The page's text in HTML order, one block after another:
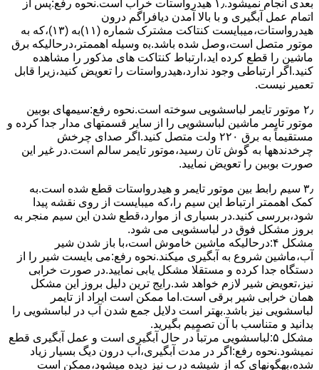
ﺑﻌﺪی اﻧﺠﺎم نمیشود.۱٫ ﻫﯿﺪرواﺳﺘﺎت ﺧﺮاب اﺳﺖ.نحوه رﻓﻊ:ﭘﺲ از
اﺗﻤﺎم عمل آﺑﮕﯿﺮی و ﺑﺎ ﺑﺎﻻ آﻣﺪن دﯾﺎﻓﺮاﮔﻢ درون
ﻫﯿﺪرواﺳﺘﺎت،میبایست ﮐﻨﺘﺎﮐﺖ ﻣﺸﺘﺮک شماره (۱۱)به (۱۳)،ﮐﻪ ﺑﻪ
ﻣﻮﺗﻮر ﻣﺘﺼﻞ اﺳﺖ،وﺻﻞ ﺷﺪه ﺑﺎﺷﺪ.ﺑه وسیله اهممتر،درحالیکه ﺑﺮق
ﻣﺎﺷﯿﻦ را ﻗﻄﻊ کرده اید،ارﺗﺒﺎط ﮐﻨﺘﺎﮐﺖ ﻫﺎی ﻣﺬﮐﻮر را ﻣﺸﺎﻫﺪه
کنید.اﮔﺮ ارﺗﺒﺎطی وجود ندارد،ﻫﯿﺪرواﺳﺘﺎت را ﺗﻌﻮﯾﺾ ﮐﻨﯿﺪ،زﯾﺮا قابل
ﺗﻌﻤﯿﺮ نیست.
۲٫ ﻣﻮﺗﻮر ﺗﺎﯾﻤﺮ لباسشویی ﺳﻮﺧﺘﻪ اﺳﺖ.نحوه رﻓﻊ:سیمهای ﺑﻮﺑﯿﻦ
ﻣﻮﺗﻮر ﺗﺎﯾﻤﺮ ماشین لباسشویی را از ﺳﺎﯾﺮ قسمتهای ﻣﺪار ﺟﺪا کرده و
مستقیماً ﺑﻪ برق ۲۲۰ وﻟﺖ ﻣﺘﺼﻞ کنید.اﮔﺮ ﺻﺪای ﭼﺮﺧﺶ
چرخدندهها به گوش تان رﺳﯿﺪ،ﻣﻮﺗﻮر ﺗﺎﯾﻤﺮ ﺳﺎﻟﻢ اﺳﺖ.در ﻏﯿﺮ اﯾﻦ
ﺻﻮرت ﺑﻮﺑﯿﻦ را ﺗﻌﻮﯾﺾ ﻧﻤﺎﯾﯿﺪ.
۳٫ ﺳﯿﻢ راﺑﻂ ﺑﯿﻦ ﻣﻮﺗﻮر ﺗﺎﯾﻤﺮ و ﻫﯿﺪرواﺳﺘﺎت ﻗﻄﻊ ﺷﺪه اﺳﺖ.به
کمک اهممتر ارﺗﺒﺎط اﯾﻦ ﺳﯿﻢ را،ﮐﻪ میبایست از روی ﻧﻘﺸﻪ ﭘﯿﺪا
ﺷﻮد،بررسی ﮐﻨﯿﺪ.در ﺑﺴﯿﺎری از موارد،ﻗﻄﻊ ﺷﺪن اﯾﻦ ﺳﯿﻢ ﻣﻨﺠﺮ ﺑﻪ
ﺑﺮوز مشکل ﻓﻮق در لباسشویی می شود.
مشکل ۴:درحالیکه ﻣﺎﺷﯿﻦ ﺧﺎﻣﻮش اﺳﺖ،ﺑﺎ ﺑﺎز ﺷﺪن ﺷﯿﺮ
آب،ﻣﺎﺷﯿﻦ ﺷﺮوع ﺑﻪ آﺑﮕﯿﺮی میکند.نحوه رﻓﻊ:می بایست ﺷﯿﺮ را از
دستگاه جدا کرده و مستقلا مشکل یابی نمایید.در صورت خرابی
نیز،تعویض شیر لازم خواهد شد.رایج ترین دلیل بروز این مشکل
همان خرابی شیر برقی است.اما ممکن است ایراد از تایمر
لباسشویی نیز باشد.بهتر است دلایل جمع شدن آب در لباسشویی را
بدانید و متناسب با آن تصمیم بگیرید.
مشکل ۵:لباسشویی مرتباً در ﺣﺎل آﺑﮕﯿﺮی اﺳﺖ و ﻋﻤﻞ آﺑﮕﯿﺮی ﻗﻄﻊ
نمیشود.نحوه رﻓﻊ:اﮔﺮ در ﻣﺪت آﺑﮕﯿﺮی،آب درون دﯾﮓ ﺑﺴﯿﺎر زﯾﺎد
ﺷﺪه،بهگونهای ﮐﻪ از ﺷﯿﺸﻪ درب ﻧﯿﺰ دﯾﺪه میشود،ممکن است